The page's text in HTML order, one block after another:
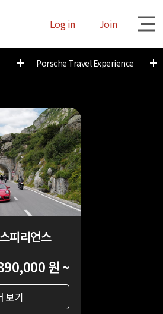
Log in Join
Porsche Travel Experience
피리언스
원 ~
보기